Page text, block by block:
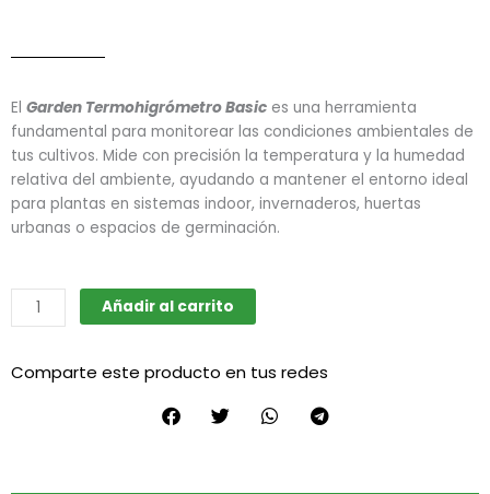
El Garden Termohigrómetro Basic es una herramienta
fundamental para monitorear las condiciones ambientales de
tus cultivos. Mide con precisión la temperatura y la humedad
relativa del ambiente, ayudando a mantener el entorno ideal
para plantas en sistemas indoor, invernaderos, huertas
urbanas o espacios de germinación.
Termohigrómetro
Basic
Highpro)
Añadir al carrito
Comparte este producto en tus redes